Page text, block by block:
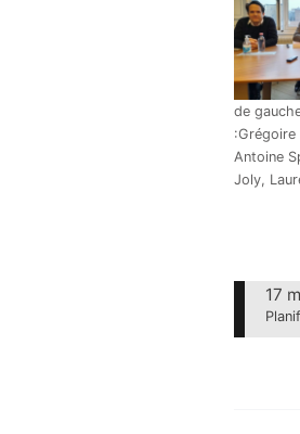
de
:Grégoire
Antoine
Joly,
17